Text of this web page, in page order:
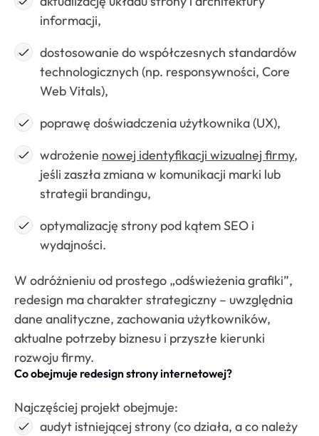
informacji,
dostosowanie do współczesnych standardów
technologicznych (np. responsywności, Core
Web Vitals),
poprawę doświadczenia użytkownika (UX),
wdrożenie nowej identyfikacji wizualnej firmy,
jeśli zaszła zmiana w komunikacji marki lub
strategii brandingu,
optymalizację strony pod kątem SEO i
wydajności.
W odróżnieniu od prostego „odświeżenia grafiki”,
redesign ma charakter strategiczny – uwzględnia
dane analityczne, zachowania użytkowników,
aktualne potrzeby biznesu i przyszłe kierunki
rozwoju firmy.
Co obejmuje redesign strony internetowej?
Najczęściej projekt obejmuje:
audyt istniejącej strony (co działa, a co należy